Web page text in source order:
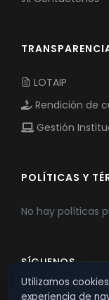
LOTAIP
Rendición de
Gestión
POLÍTICAS Y
No hay políticas
SÍGUENOS
Utilizamos
experiencia de